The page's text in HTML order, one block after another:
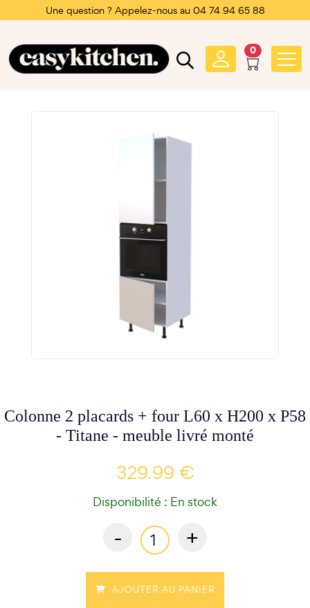
Une question ? Appelez-nous au 04 74 94 65 88
0
Colonne 2 placards + four L60 x H200 x P58
- Titane - meuble livré monté
329.99 €
Disponibilité : En stock
- +
AJOUTER AU PANIER